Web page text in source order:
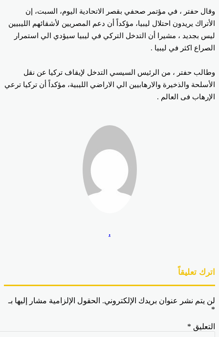
حفتر ، في مؤتمر صحفي بقصر الاتحادية اليوم، السبت، إن
يريدون احتلال ليبيا، مؤكداً أن دعم المصريين لأشقائهم الليبيين
بجديد ، مشيرا أن التدخل التركي في ليبيا سيؤدي الي استمرار
اكثر في ليبيا .
حفتر ، من الرئيس السيسي التدخل لإيقاف تركيا عن نقل
والذخيرة والارهابيين الي الاراضي الليبية، مؤكداً أن تركيا ترعي
فى العالم .
تعليقاً
يتم نشر عنوان بريدك الإلكتروني. الحقول الإلزامية مشار إليها بـ
*